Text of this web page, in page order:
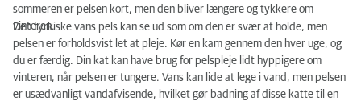
sommeren er pelsen kort, men den bliver længere og tykkere om
vinteren.
Den tyrkiske vans pels kan se ud som om den er svær at holde, men
pelsen er forholdsvist let at pleje. Kør en kam gennem den hver uge, og
du er færdig. Din kat kan have brug for pelspleje lidt hyppigere om
vinteren, når pelsen er tungere. Vans kan lide at lege i vand, men pelsen
er usædvanligt vandafvisende, hvilket gør badning af disse katte til en